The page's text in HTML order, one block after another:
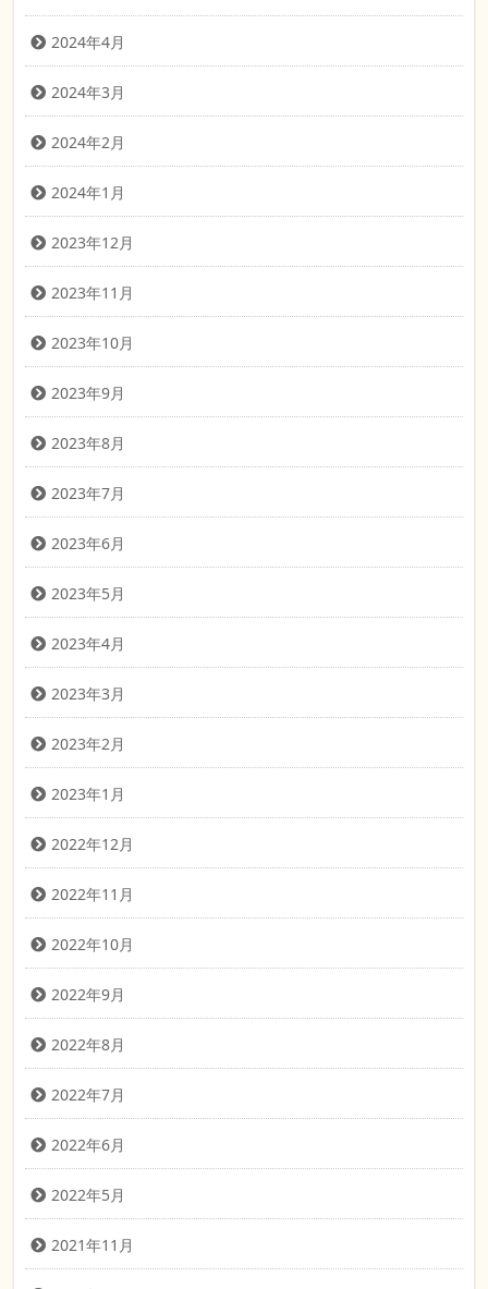
2024年4月
2024年3月
2024年2月
2024年1月
2023年12月
2023年11月
2023年10月
2023年9月
2023年8月
2023年7月
2023年6月
2023年5月
2023年4月
2023年3月
2023年2月
2023年1月
2022年12月
2022年11月
2022年10月
2022年9月
2022年8月
2022年7月
2022年6月
2022年5月
2021年11月